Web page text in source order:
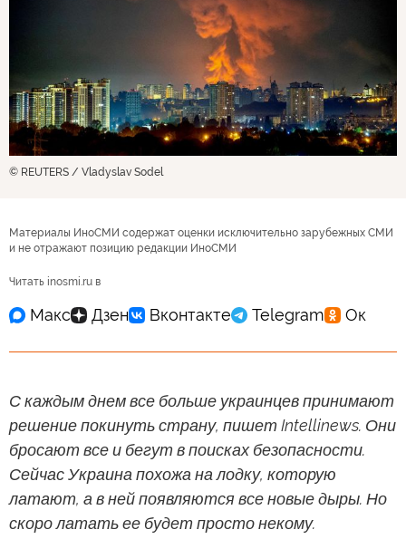
© REUTERS / Vladyslav Sodel
Материалы ИноСМИ содержат оценки исключительно зарубежных СМИ
и не отражают позицию редакции ИноСМИ
Читать inosmi.ru в
С каждым днем все больше украинцев принимают
решение покинуть страну, пишет Intellinews. Они
бросают все и бегут в поисках безопасности.
Сейчас Украина похожа на лодку, которую
латают, а в ней появляются все новые дыры. Но
скоро латать ее будет просто некому.